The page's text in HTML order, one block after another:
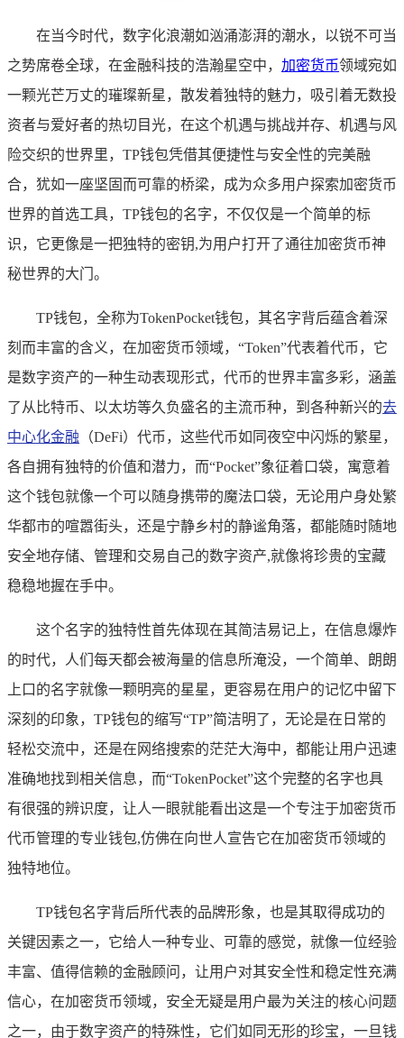
在当今时代，数字化浪潮如汹涌澎湃的潮水，以锐不可当
之势席卷全球，在金融科技的浩瀚星空中， 加密货币领域宛如
一颗光芒万丈的璀璨新星，散发着独特的魅力，吸引着无数投
资者与爱好者的热切目光，在这个机遇与挑战并存、机遇与风
险交织的世界里，TP钱包凭借其便捷性与安全性的完美融
合，犹如一座坚固而可靠的桥梁，成为众多用户探索加密货币
世界的首选工具，TP钱包的名字，不仅仅是一个简单的标
识，它更像是一把独特的密钥,为用户打开了通往加密货币神
秘世界的大门。
TP钱包，全称为TokenPocket钱包，其名字背后蕴含着深
刻而丰富的含义，在加密货币领域，“Token”代表着代币，它
是数字资产的一种生动表现形式，代币的世界丰富多彩，涵盖
了从比特币、以太坊等久负盛名的主流币种，到各种新兴的去
中心化金融 （DeFi）代币，这些代币如同夜空中闪烁的繁星，
各自拥有独特的价值和潜力，而“Pocket”象征着口袋，寓意着
这个钱包就像一个可以随身携带的魔法口袋，无论用户身处繁
华都市的喧嚣街头，还是宁静乡村的静谧角落，都能随时随地
安全地存储、管理和交易自己的数字资产,就像将珍贵的宝藏
稳稳地握在手中。
这个名字的独特性首先体现在其简洁易记上，在信息爆炸
的时代，人们每天都会被海量的信息所淹没，一个简单、朗朗
上口的名字就像一颗明亮的星星，更容易在用户的记忆中留下
深刻的印象，TP钱包的缩写“TP”简洁明了，无论是在日常的
轻松交流中，还是在网络搜索的茫茫大海中，都能让用户迅速
准确地找到相关信息，而“TokenPocket”这个完整的名字也具
有很强的辨识度，让人一眼就能看出这是一个专注于加密货币
代币管理的专业钱包,仿佛在向世人宣告它在加密货币领域的
独特地位。
TP钱包名字背后所代表的品牌形象，也是其取得成功的
关键因素之一，它给人一种专业、可靠的感觉，就像一位经验
丰富、值得信赖的金融顾问，让用户对其安全性和稳定性充满
信心，在加密货币领域，安全无疑是用户最为关注的核心问题
之一，由于数字资产的特殊性，它们如同无形的珍宝，一旦钱